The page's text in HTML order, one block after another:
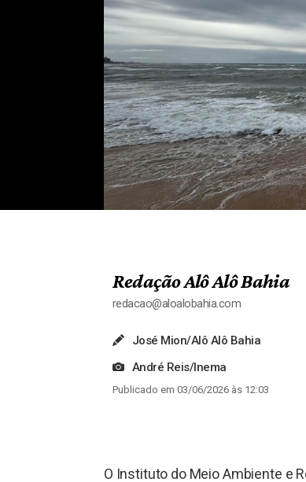
Redação Alô Alô Bahia
redacao@aloalobahia.com
José Mion/Alô Alô Bahia
André Reis/Inema
Publicado em 03/06/2026 às 12:03
O Instituto do Meio Ambiente e